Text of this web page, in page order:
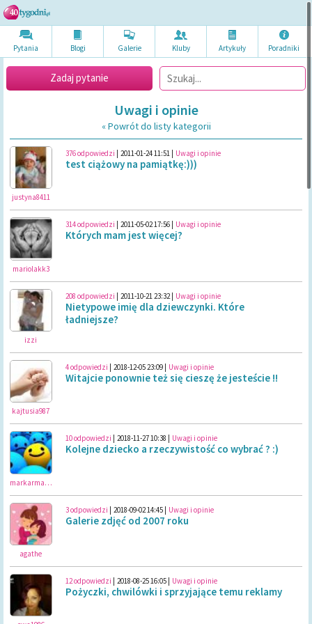
Pytania Blogi Galerie Kluby Artykuły Poradniki
Zadaj pytanie
Uwagi i opinie
« Powrót do listy kategorii
justyna8411
376 odpowiedzi 2011-01-24 11:51 Uwagi i opinie
test ciążowy na pamiątkę:)))
mariolakk3
314 odpowiedzi 2011-05-02 17:56 Uwagi i opinie
Których mam jest więcej?
izzi
208 odpowiedzi | 2011-10-21 23:32 | Uwagi i opinie
Nietypowe imię dla dziewczynki. Które
ładniejsze?
kajtusia987
4 odpowiedzi 2018-12-05 23:09 Uwagi i opinie
Witajcie ponownie też się cieszę że jesteście !!
markarmar11
10 odpowiedzi 2018-11-27 10:38 Uwagi i opinie
Kolejne dziecko a rzeczywistość co wybrać ? :)
agathe
3 odpowiedzi | 2018-09-02 14:45 | Uwagi i opinie
Galerie zdjęć od 2007 roku
12 odpowiedzi | 2018-08-25 16:05 | Uwagi i opinie
Pożyczki, chwilówki i sprzyjające temu reklamy